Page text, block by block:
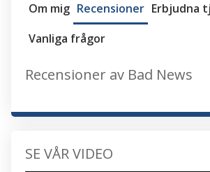
Om mig Recensioner Erbjudna
Vanliga frågor
Recensioner av Bad News
SE VÅR VIDEO